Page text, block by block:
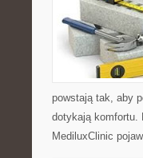
powstają tak, aby
dotykają komfortu.
MediluxClinic